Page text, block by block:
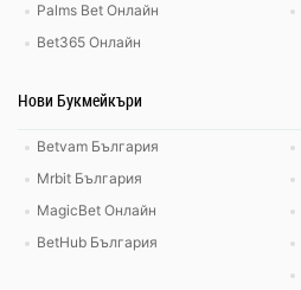
Palms Bet Онлайн
Bet365 Онлайн
Нови Букмейкъри
Betvam България
Mrbit България
MagicBet Онлайн
BetHub България